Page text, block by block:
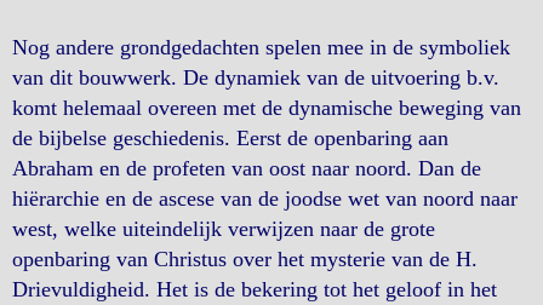
Nog andere grondgedachten spelen mee in de symboliek
van dit bouwwerk. De dynamiek van de uitvoering b.v.
komt helemaal overeen met de dynamische beweging van
de bijbelse geschiedenis. Eerst de openbaring aan
Abraham en de profeten van oost naar noord. Dan de
hiërarchie en de ascese van de joodse wet van noord naar
west, welke uiteindelijk verwijzen naar de grote
openbaring van Christus over het mysterie van de H.
Drievuldigheid. Het is de bekering tot het geloof in het